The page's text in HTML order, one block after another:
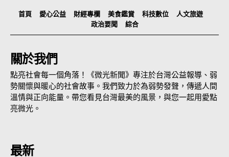
首頁 愛心公益 財經專欄 美食鑑賞 科技數位
人文旅遊
政治要聞
綜合
關於我們
點亮社會每一個角落！《微光新聞》專注於台灣公益報導、弱
勢關懷與暖心的社會故事。我們致力於為弱勢發聲，傳遞人間
溫情與正向能量。帶您看見台灣最美的風景，與您一起用愛點
亮微光。
最新